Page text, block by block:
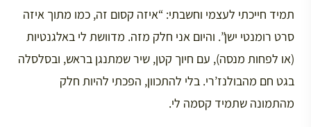
תמיד חייכתי לעצמי וחשבתי: “איזה קסום זה, כמו מתוך איזה
סרט רומנטי ישן”. והיום אני חלק מזה. מדוושת לי באלגנטיות
(או לפחות מנסה), עם חיוך קטן, שיר שמתנגן בראש, ובסלסלה
בגט חם מהבולנז’רי. בלי להתכוון, הפכתי להיות חלק
מהתמונה שתמיד קסמה לי.